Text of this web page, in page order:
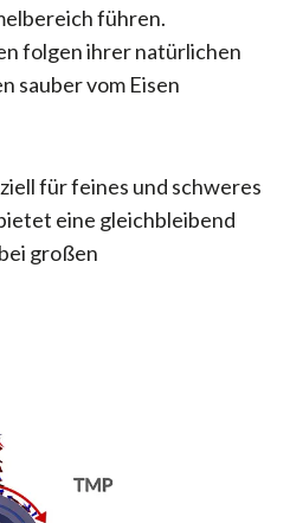
führen.
folgen ihrer natürlichen
sauber vom Eisen
für feines und schweres
eine gleichbleibend
großen